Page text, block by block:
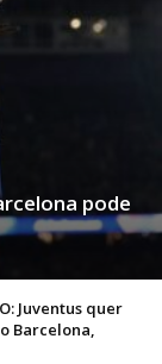
pode
Juventus quer
Barcelona,